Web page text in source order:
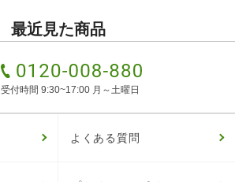
最近見た商品
受付時間 9:30~17:00 月～土曜日
よくある質問